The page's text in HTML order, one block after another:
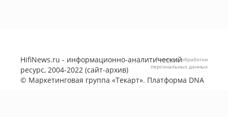
HifiNews.ru - информационно-аналитический
ресурс, 2004-2022 (сайт-архив)
© Маркетинговая группа «Текарт». Платформа DNA
Политика обработки
персональных данных